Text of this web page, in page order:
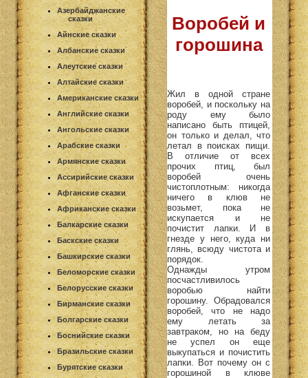
Азербайджанские
сказки
Айнские сказки
Албанские сказки
Алеутские сказки
Алтайские сказки
Американские сказки
Английские сказки
Ангольские сказки
Арабские сказки
Армянские сказки
Ассирийские сказки
Афганские сказки
Африканские сказки
Балкарские сказки
Баскские сказки
Башкирские сказки
Беломорские сказки
Белорусские сказки
Бирманские сказки
Болгарские сказки
Боснийские сказки
Бразильские сказки
Бурятские сказки
Воробей и
горошина
Жил в одной стране
воробей, и поскольку на
роду ему было
написано быть птицей,
он только и делал, что
летал в поисках пищи.
В отличие от всех
прочих птиц, был
воробей очень
чистоплотным: никогда
ничего в клюв не
возьмет, пока не
искупается и не
почистит лапки. И в
гнезде у него, куда ни
глянь, всюду чистота и
порядок.
Однажды утром
посчастливилось
воробью найти
горошину. Обрадовался
воробей, что не надо
ему летать за
завтраком, но на беду
не успел он еще
выкупаться и почистить
лапки. Вот почему он с
горошиной в клюве